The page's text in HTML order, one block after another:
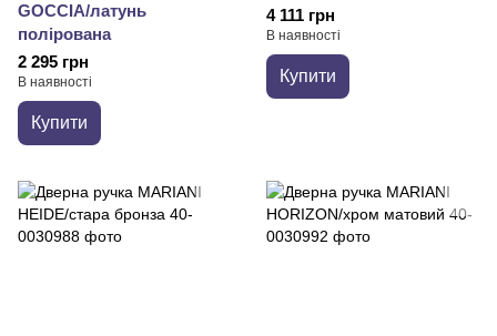
GOCCIA/латунь
полірована
2 295 грн
В наявності
Купити
4 111 грн
В наявності
Купити